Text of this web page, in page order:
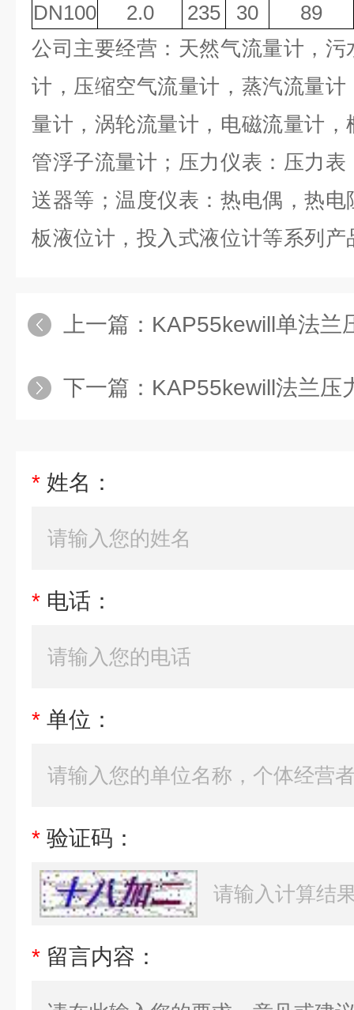
DN100
2.0 235 30
89
公司主要经营：天然气流量计，
计，压缩空气流量计，蒸汽流量
量计，涡轮流量计，电磁流量计
管浮子流量计；压力仪表：压力
送器等；温度仪表：热电偶，热
板液位计，投入式液位计等系列
队伍，
坚持“以人为本；公司随着
已成为技术过硬、科学管理化企
友，新老客户诚信合作。
上一篇： KAP55kewill单法兰压
下一篇： KAP55kewill法兰压
* 姓名：
* 电话：
* 单位：
* 验证码：
* 留言内容：